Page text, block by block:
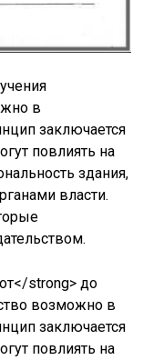
в
заключается
повлиять на
здания,
власти.